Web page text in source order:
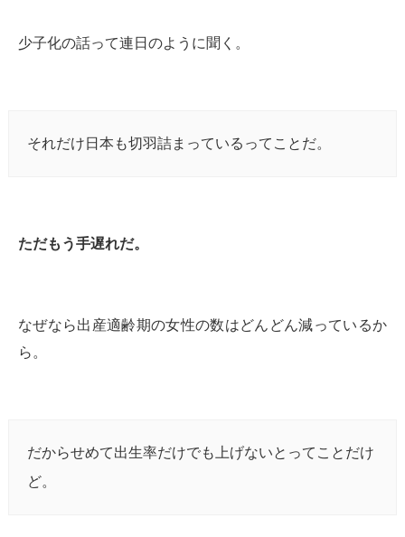
少子化の話って連日のように聞く。
それだけ日本も切羽詰まっているってことだ。
ただもう手遅れだ。
なぜなら出産適齢期の女性の数はどんどん減っているか
ら。
だからせめて出生率だけでも上げないとってことだけ
ど。